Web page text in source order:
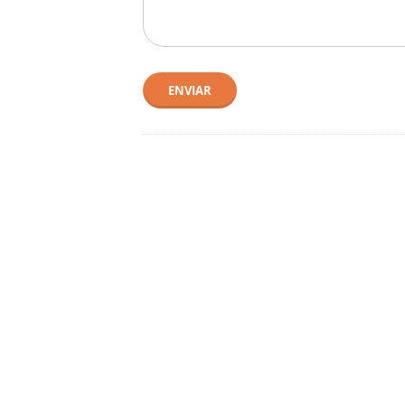
ENVIAR